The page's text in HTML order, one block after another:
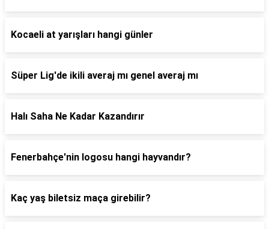
Kocaeli at yarışları hangi günler
Süper Lig'de ikili averaj mı genel averaj mı
Halı Saha Ne Kadar Kazandırır
Fenerbahçe'nin logosu hangi hayvandır?
Kaç yaş biletsiz maça girebilir?